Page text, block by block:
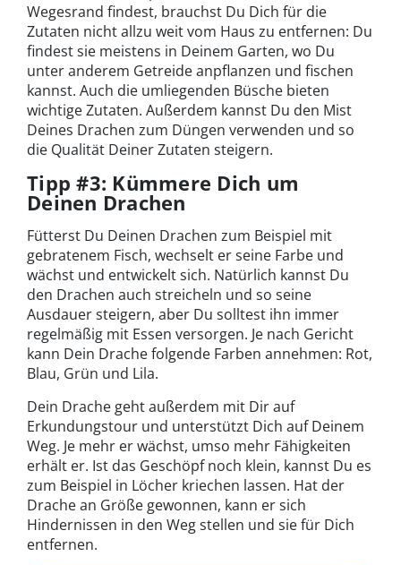
Wegesrand findest, brauchst Du Dich für die
Zutaten nicht allzu weit vom Haus zu entfernen: Du
findest sie meistens in Deinem Garten, wo Du
unter anderem Getreide anpflanzen und fischen
kannst. Auch die umliegenden Büsche bieten
wichtige Zutaten. Außerdem kannst Du den Mist
Deines Drachen zum Düngen verwenden und so
die Qualität Deiner Zutaten steigern.
Tipp #3: Kümmere Dich um
Deinen Drachen
Fütterst Du Deinen Drachen zum Beispiel mit
gebratenem Fisch, wechselt er seine Farbe und
wächst und entwickelt sich. Natürlich kannst Du
den Drachen auch streicheln und so seine
Ausdauer steigern, aber Du solltest ihn immer
regelmäßig mit Essen versorgen. Je nach Gericht
kann Dein Drache folgende Farben annehmen: Rot,
Blau, Grün und Lila.
Dein Drache geht außerdem mit Dir auf
Erkundungstour und unterstützt Dich auf Deinem
Weg. Je mehr er wächst, umso mehr Fähigkeiten
erhält er. Ist das Geschöpf noch klein, kannst Du es
zum Beispiel in Löcher kriechen lassen. Hat der
Drache an Größe gewonnen, kann er sich
Hindernissen in den Weg stellen und sie für Dich
entfernen.